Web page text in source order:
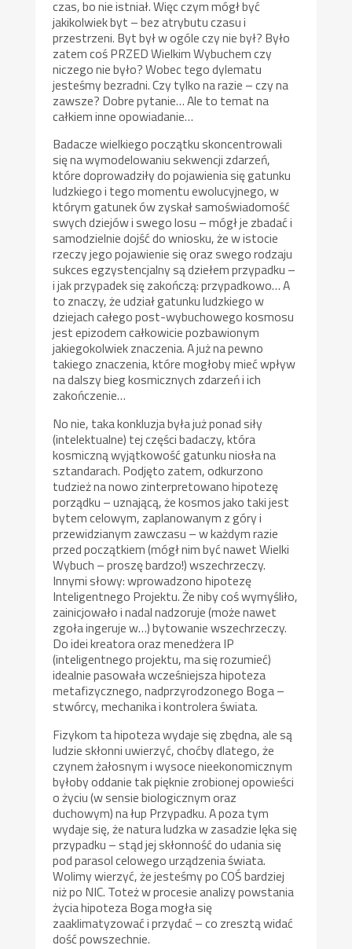
czas, bo nie istniał. Więc czym mógł być
jakikolwiek byt – bez atrybutu czasu i
przestrzeni. Byt był w ogóle czy nie był? Było
zatem coś PRZED Wielkim Wybuchem czy
niczego nie było? Wobec tego dylematu
jesteśmy bezradni. Czy tylko na razie – czy na
zawsze? Dobre pytanie… Ale to temat na
całkiem inne opowiadanie…
Badacze wielkiego początku skoncentrowali
się na wymodelowaniu sekwencji zdarzeń,
które doprowadziły do pojawienia się gatunku
ludzkiego i tego momentu ewolucyjnego, w
którym gatunek ów zyskał samoświadomość
swych dziejów i swego losu – mógł je zbadać i
samodzielnie dojść do wniosku, że w istocie
rzeczy jego pojawienie się oraz swego rodzaju
sukces egzystencjalny są dziełem przypadku –
i jak przypadek się zakończą: przypadkowo… A
to znaczy, że udział gatunku ludzkiego w
dziejach całego post-wybuchowego kosmosu
jest epizodem całkowicie pozbawionym
jakiegokolwiek znaczenia. A już na pewno
takiego znaczenia, które mogłoby mieć wpływ
na dalszy bieg kosmicznych zdarzeń i ich
zakończenie…
No nie, taka konkluzja była już ponad siły
(intelektualne) tej części badaczy, która
kosmiczną wyjątkowość gatunku niosła na
sztandarach. Podjęto zatem, odkurzono
tudzież na nowo zinterpretowano hipotezę
porządku – uznającą, że kosmos jako taki jest
bytem celowym, zaplanowanym z góry i
przewidzianym zawczasu – w każdym razie
przed początkiem (mógł nim być nawet Wielki
Wybuch – proszę bardzo!) wszechrzeczy.
Innymi słowy: wprowadzono hipotezę
Inteligentnego Projektu. Że niby coś wymyśliło,
zainicjowało i nadal nadzoruje (może nawet
zgoła ingeruje w…) bytowanie wszechrzeczy.
Do idei kreatora oraz menedżera IP
(inteligentnego projektu, ma się rozumieć)
idealnie pasowała wcześniejsza hipoteza
metafizycznego, nadprzyrodzonego Boga –
stwórcy, mechanika i kontrolera świata.
Fizykom ta hipoteza wydaje się zbędna, ale są
ludzie skłonni uwierzyć, choćby dlatego, że
czynem żałosnym i wysoce nieekonomicznym
byłoby oddanie tak pięknie zrobionej opowieści
o życiu (w sensie biologicznym oraz
duchowym) na łup Przypadku. A poza tym
wydaje się, że natura ludzka w zasadzie lęka się
przypadku – stąd jej skłonność do udania się
pod parasol celowego urządzenia świata.
Wolimy wierzyć, że jesteśmy po COŚ bardziej
niż po NIC. Toteż w procesie analizy powstania
życia hipoteza Boga mogła się
zaaklimatyzować i przydać – co zresztą widać
dość powszechnie.